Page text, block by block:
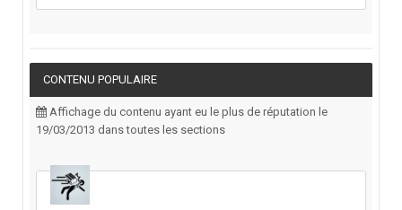
CONTENU POPULAIRE
Affichage du contenu ayant eu le plus de réputation le
19/03/2013 dans toutes les sections